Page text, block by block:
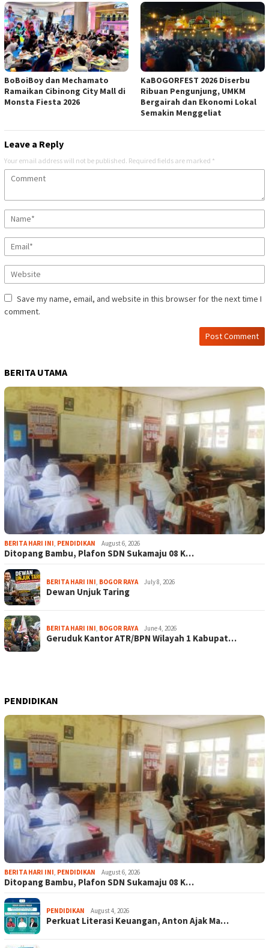
BoBoiBoy dan Mechamato
Ramaikan Cibinong City Mall di
Monsta Fiesta 2026
KaBOGORFEST 2026 Diserbu
Ribuan Pengunjung, UMKM
Bergairah dan Ekonomi Lokal
Semakin Menggeliat
Leave a Reply
Your email address will not be published. Required fields are marked *
Save my name, email, and website in this browser for the next time I
comment.
BERITA UTAMA
BERITA HARI INI, PENDIDIKAN August 6, 2026
Ditopang Bambu, Plafon SDN Sukamaju 08 K…
BERITA HARI INI, BOGOR RAYA July 8, 2026
Dewan Unjuk Taring
BERITA HARI INI, BOGOR RAYA June 4, 2026
Geruduk Kantor ATR/BPN Wilayah 1 Kabupat…
PENDIDIKAN
BERITA HARI INI, PENDIDIKAN August 6, 2026
Ditopang Bambu, Plafon SDN Sukamaju 08 K…
PENDIDIKAN August 4, 2026
Perkuat Literasi Keuangan, Anton Ajak Ma…